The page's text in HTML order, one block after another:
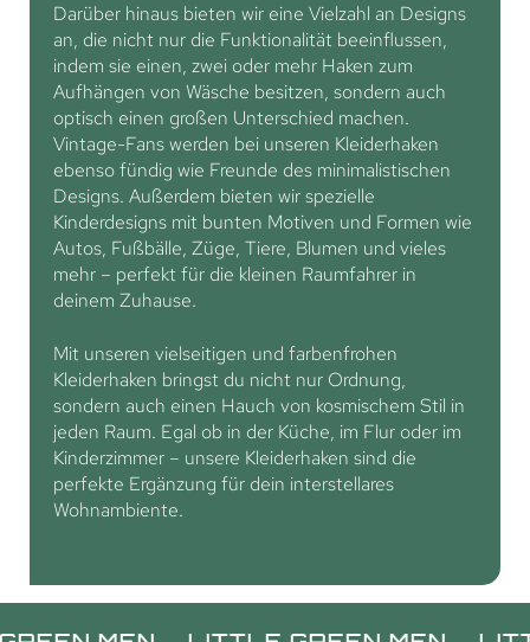
Darüber hinaus bieten wir eine Vielzahl an Designs
an, die nicht nur die Funktionalität beeinflussen,
indem sie einen, zwei oder mehr Haken zum
Aufhängen von Wäsche besitzen, sondern auch
optisch einen großen Unterschied machen.
Vintage-Fans werden bei unseren Kleiderhaken
ebenso fündig wie Freunde des minimalistischen
Designs. Außerdem bieten wir spezielle
Kinderdesigns mit bunten Motiven und Formen wie
Autos, Fußbälle, Züge, Tiere, Blumen und vieles
mehr – perfekt für die kleinen Raumfahrer in
deinem Zuhause.
Mit unseren vielseitigen und farbenfrohen
Kleiderhaken bringst du nicht nur Ordnung,
sondern auch einen Hauch von kosmischem Stil in
jeden Raum. Egal ob in der Küche, im Flur oder im
Kinderzimmer – unsere Kleiderhaken sind die
perfekte Ergänzung für dein interstellares
Wohnambiente.